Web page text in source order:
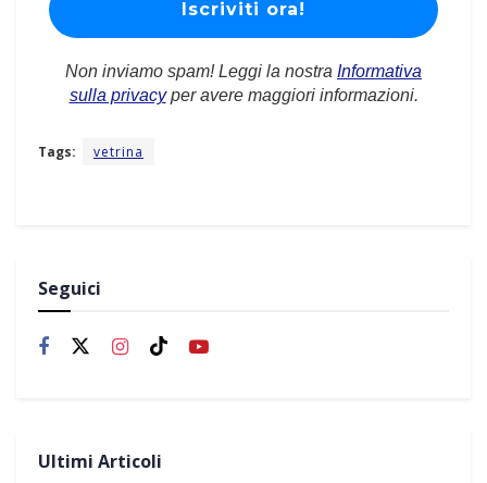
Non inviamo spam! Leggi la nostra Informativa
sulla privacyper avere maggiori informazioni.
Tags: vetrina
Seguici
Ultimi Articoli